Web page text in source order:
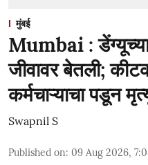
मुंबई
Mumbai :
जीवावर बेतली;
कर्मचाऱ्याचा पडून
Swapnil S
Published on: 09 Aug 2026,